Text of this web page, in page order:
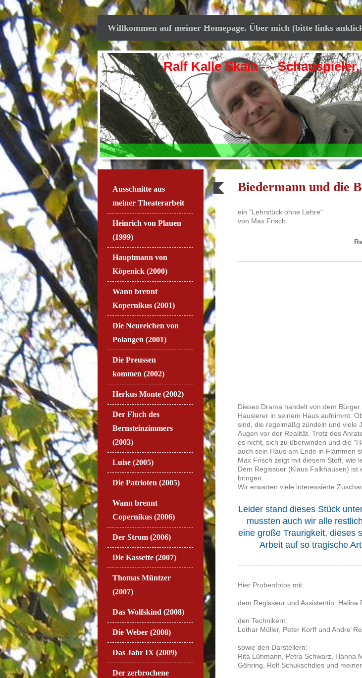
Willkommen auf meiner Homepage. Über mich (bitte links
Ralf Kalle Skala --- Schauspieler,
Biedermann und die
ein "Lehrstück ohne Lehre"
von Max Frisch
Dieses Drama handelt von dem
Hausierer in seinem Haus aufnimmt.
sind, die regelmäßg zündeln und viele
Augen vor der Realität. Trotz des
es nicht, sich zu überwinden und die
auch sein Haus am Ende in Flammen
Max Frisch zeigt mit diesem Stoff, wie
Dem Regissuer (Klaus Falkhausen)
bringen.
Wir erwarten viele interessierte
Leider stand dieses Stück
mussten auch wir alle
eine große Traurigkeit, dieses
Arbeit auf so tragische
Hier Probenfotos mit:
dem Regisseur und Assistentin: Halina
den Technikern:
Lothar Müller, Peter Korff und
sowie den Darstellern:
Rita Lühmann, Petra Schwarz, Hanna
Göhring, Rolf Schukschdies und meiner
Ausschnitte aus
meiner Theaterarbeit
Heinrich von Plauen
(1999)
Hauptmann von
Köpenick (2000)
Wann brennt
Kopernikus (2001)
Die Neureichen von
Polangen (2001)
Die Preussen
kommen (2002)
Herkus Monte (2002)
Der Fluch des
Bernsteinzimmers
(2003)
Luise (2005)
Die Patrioten (2005)
Wann brennt
Copernikus (2006)
Der Strom (2006)
Die Kassette (2007)
Thomas Müntzer
(2007)
Das Wolfskind (2008)
Die Weber (2008)
Das Jahr IX (2009)
Der zerbrochene